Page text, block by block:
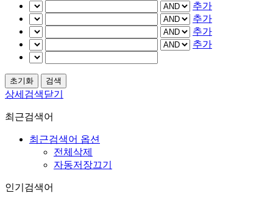
추가
추가
추가
추가
상세검색닫기
최근검색어
최근검색어 옵션
전체삭제
자동저장끄기
인기검색어